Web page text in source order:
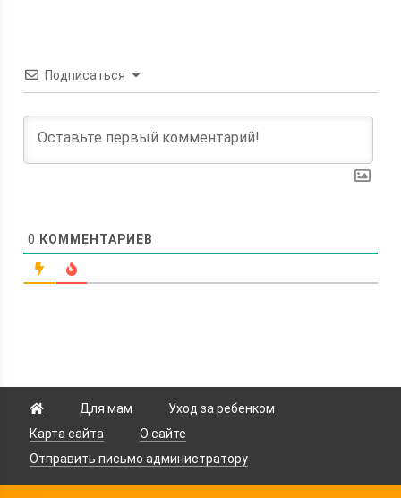
Подписаться
0 КОММЕНТАРИЕВ
Для мам
Уход за ребенком
Карта сайта
О сайте
Отправить письмо администратору